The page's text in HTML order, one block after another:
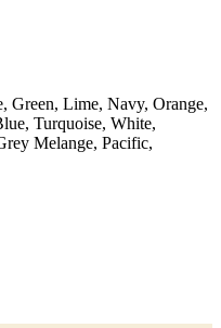
Green, Lime, Navy, Orange,
Turquoise, White,
Melange, Pacific,